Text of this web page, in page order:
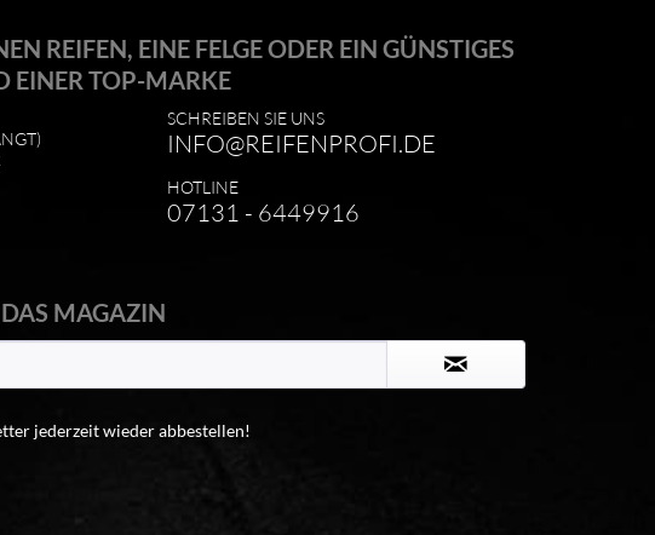
REIFEN, EINE FELGE ODER EIN GÜNSTIGES
EINER TOP-MARKE
SCHREIBEN SIE UNS
INFO@REIFENPROFI.DE
HOTLINE
07131 - 6449916
MAGAZIN
jederzeit wieder abbestellen!